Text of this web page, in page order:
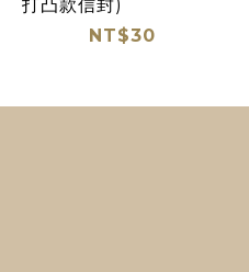
打凸款信封)
NT$30